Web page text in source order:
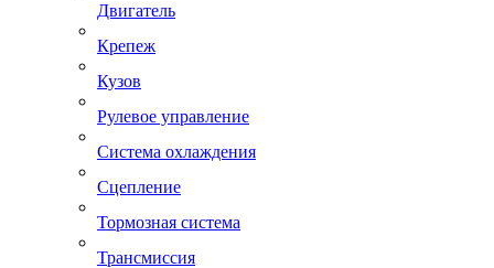
Двигатель
Крепеж
Кузов
Рулевое управление
Система охлаждения
Сцепление
Тормозная система
Трансмиссия